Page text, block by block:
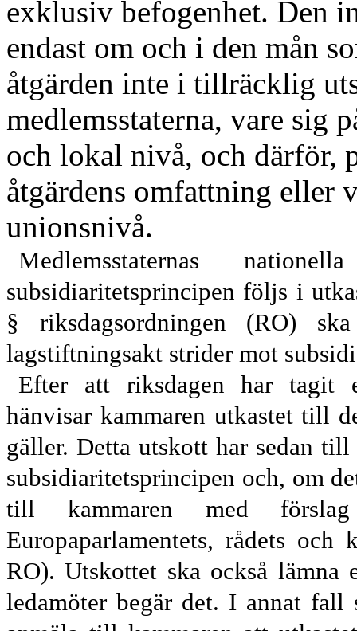
exklusiv befogenhet. Den
endast om och i den mån
åtgärden inte i tillräcklig
medlemsstaterna, vare sig
och lokal nivå, och därför,
åtgärdens omfattning eller
unionsnivå.
Medlemsstaternas
subsidiaritetsprincipen följs i
§ riksdagsordningen (RO)
lagstiftningsakt strider mot
Efter att riksdagen har tagit
hänvisar kammaren utkastet till
gäller. Detta utskott har sedan
subsidiaritetsprincipen och, om
till kammaren med
Europaparlamentets, rådets
RO). Utskottet ska också
ledamöter begär det. I annat